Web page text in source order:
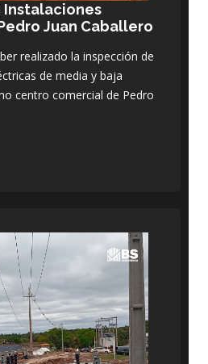
Instalaciones
Juan Caballero
realizado la inspección de
de media y baja
centro comercial de Pedro